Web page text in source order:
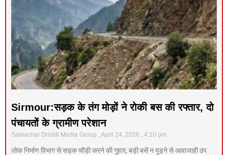
Sirmour:सड़क के तंग मोड़ों ने रोकी बस की रफ्तार, दो
पंचायतों के ग्रामीण परेशान
Samachar Drishti Media Group April 24, 2026 4:10 pm
लोक निर्माण विभाग से सड़क चौड़ी करने की गुहार, बड़ी बसें न मुड़ने से आवाजाही ठप